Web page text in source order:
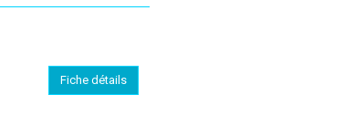
Fiche détails